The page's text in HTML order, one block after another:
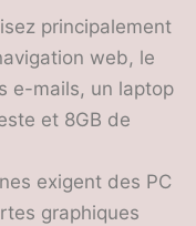
principalement
web, le
e-mails, un laptop
et 8GB de
exigent des PC
graphiques